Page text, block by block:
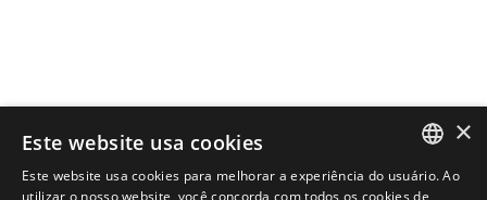
© 2026 - Todos direitos reservados Powered by MZPORTUGUESE
×
Este website usa cookies
Este website usa cookies para melhorar a experiência do usuário. Ao
utilizar o nosso website, você concorda com todos os cookies de